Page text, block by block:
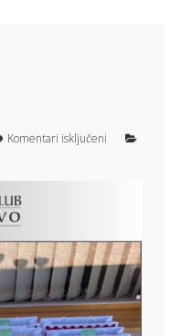
Komentari isključeni